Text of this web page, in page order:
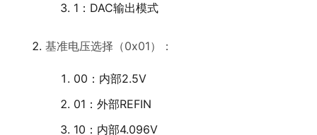
1：DAC输出模式
基准电压选择（0x01）：
00：内部2.5V
01：外部REFIN
10：内部4.096V